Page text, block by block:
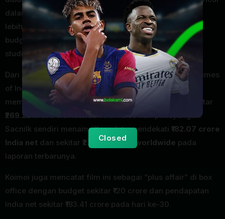
Closed
dalam laporan Indian Express dan Koimoi, tetapi tetap
lebih aman ditulis sebagai “dilaporkan” karena data
budget film India tidak selalu diumumkan resmi oleh
studio.
Dari sisi box office, performa film ini tergolong kuat. Times
of India, mengutip data Sacnilk, menyebut film ini
memperoleh sekitar
₹181.93 crore net di India
dan sekitar
₹269.22 crore worldwideselama 55 hari penayangan.
Sacnilk sendiri menampilkan data mendekati ₹182.07 crore
India net dan sekitar ₹270.65 crore worldwide pada
laporan terbarunya.
Koimoi juga mencatat film ini sebagai “plus affair” di box
office dengan budget sekitar ₹120 crore dan pendapatan
India net sekitar ₹183.41 crore pada hari ke-30.